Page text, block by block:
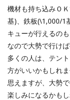
機材も持ち込みＯ
基)、鉄板(\1,000/1
キューが行えるの
なので大勢で行け
多くの人は、テン
方がいいかもしれ
思えますが、大勢
楽しみになるかもし